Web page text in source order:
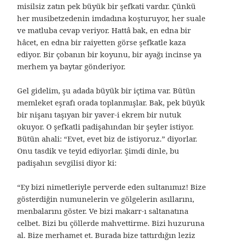
misilsiz zatın pek büyük bir şefkati vardır. Çünkü
her musibetzedenin imdadına koşturuyor, her suale
ve matluba cevap veriyor. Hattâ bak, en edna bir
hâcet, en edna bir raiyetten görse şefkatle kaza
ediyor. Bir çobanın bir koyunu, bir ayağı incinse ya
merhem ya baytar gönderiyor.
Gel gidelim, şu adada büyük bir içtima var. Bütün
memleket eşrafı orada toplanmışlar. Bak, pek büyük
bir nişanı taşıyan bir yaver-i ekrem bir nutuk
okuyor. O şefkatli padişahından bir şeyler istiyor.
Bütün ahali: “Evet, evet biz de istiyoruz.” diyorlar.
Onu tasdik ve teyid ediyorlar. Şimdi dinle, bu
padişahın sevgilisi diyor ki:
“Ey bizi nimetleriyle perverde eden sultanımız! Bize
gösterdiğin numunelerin ve gölgelerin asıllarını,
menbalarını göster. Ve bizi makarr-ı saltanatına
celbet. Bizi bu çöllerde mahvettirme. Bizi huzuruna
al. Bize merhamet et. Burada bize tattırdığın leziz